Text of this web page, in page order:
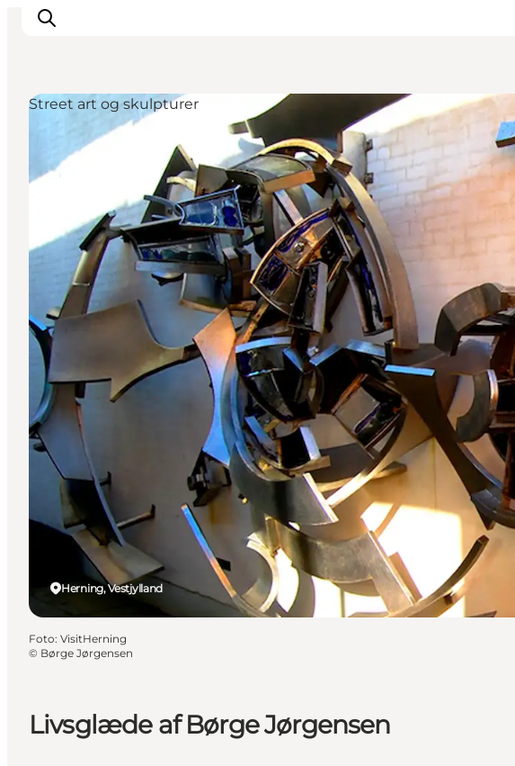
Inspiration
Destinationer
Oplevelser
Overnatning
Planlæg ferien
Livsglæde af Børge Jørgensen
Herning, Vestjylland
Street art og skulpturer
Foto: VisitHerning
© Børge Jørgensen